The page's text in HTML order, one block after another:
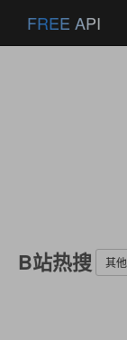
FREE API
B站热搜 其他